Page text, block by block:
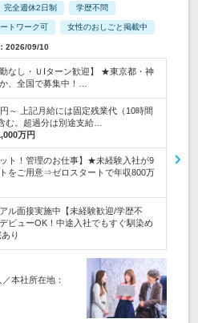
完全週休2日制 学歴不問
トワーク可 女性のおしごと掲載中
2026/09/10
勤なし・ＵIターン歓迎】 ★東京都・神
、全国で募集中！…
～ 上記月給には固定残業代（10時間
む。超過分は別途支給…
万円
ット！管理のお仕事】★未経験入社が9
をご用意⇒ゼロスタートで年収800万
ル面接実施中【未経験歓迎/学歴不
ビューOK！中途入社でもすぐ馴染め
り
本社所在地：